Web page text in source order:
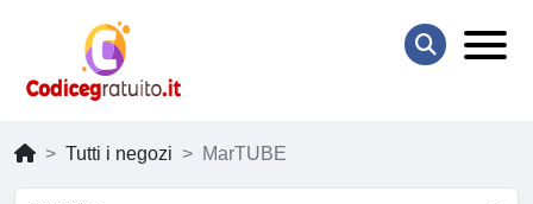
Tutti i negozi MarTUBE